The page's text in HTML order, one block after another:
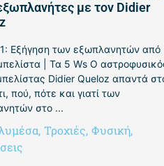
με τον Didier
Εξήγηση των εξωπλανητών από
| Τα 5 Ws Ο
Didier Queloz απαντά
πού, πότε και γιατί των
στο ...
, Τροχιές, Φυσική,